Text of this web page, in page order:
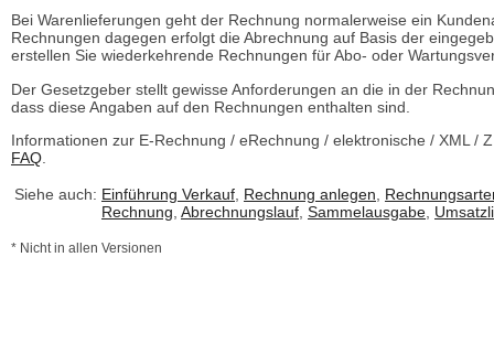
Bei Warenlieferungen geht der Rechnung normalerweise ein
Rechnungen dagegen erfolgt die Abrechnung auf Basis der
erstellen Sie wiederkehrende Rechnungen für Abo- oder
Der Gesetzgeber stellt gewisse Anforderungen an die in der
dass diese Angaben auf den Rechnungen enthalten sind.
Informationen zur E-Rechnung / eRechnung / elektronische / XML /
FAQ
Siehe auch: Einführung Verkauf, Rechnung anlegen,
Rechnung, Abrechnungslauf, Sammelausgabe,
* Nicht in allen Versionen